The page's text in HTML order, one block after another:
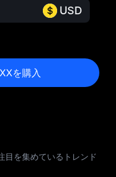
USD
を購入
目を集めているトレンド